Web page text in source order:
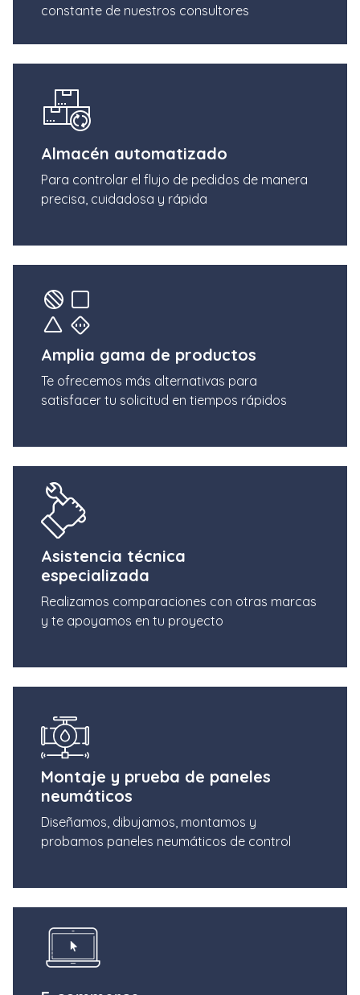
constante de nuestros consultores
Almacén automatizado
Para controlar el flujo de pedidos de manera
precisa, cuidadosa y rápida
Amplia gama de productos
Te ofrecemos más alternativas para
satisfacer tu solicitud en tiempos rápidos
Asistencia técnica
especializada
Realizamos comparaciones con otras marcas
y te apoyamos en tu proyecto
Montaje y prueba de paneles
neumáticos
Diseñamos, dibujamos, montamos y
probamos paneles neumáticos de control